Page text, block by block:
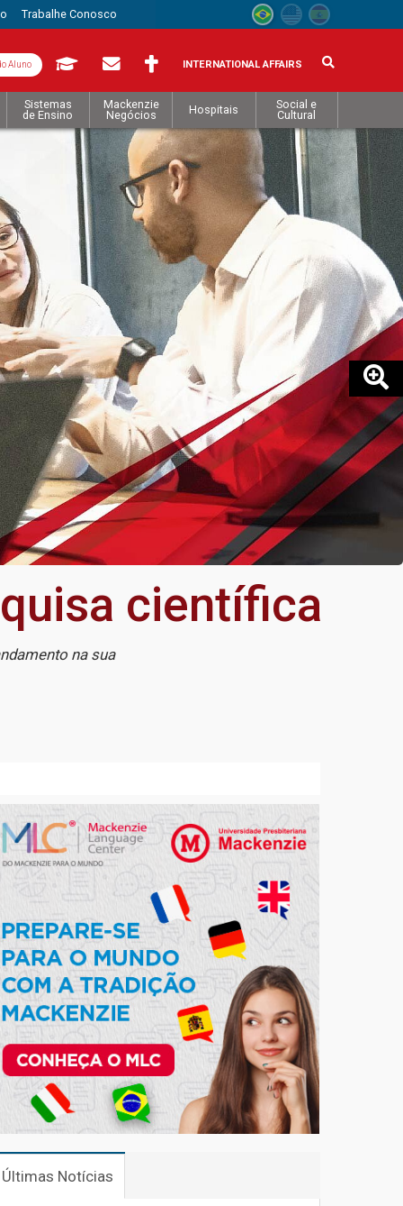
Trabalhe Conosco
Aluno INTERNATIONAL AFFAIRS
Sistemas
de Ensino
Mackenzie
Negócios
Hospitais
Social e
Cultural
científica
na sua
Últimas Notícias